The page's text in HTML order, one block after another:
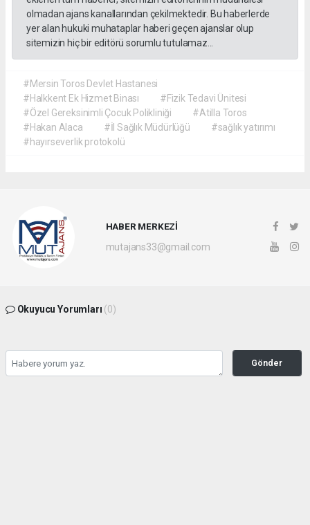
olmadan ajans kanallarından çekilmektedir. Bu haberlerde
yer alan hukuki muhataplar haberi geçen ajanslar olup
sitemizin hiç bir editörü sorumlu tutulamaz...
#Mersin Toros Devlet Hastanesi
#Halkkent Ek Hizmet Binası
#Fizik Tedavi Ünitesi
#Özel Gereksinimli Çocuk Polikliniği
#Atilla Toros
#Hakan Alaca
#İl Sağlık Müdürlüğü
#sağlık yatırımı
#hayırseverlik protokolü
HABER MERKEZİ
mutajans33@gmail.com
Okuyucu Yorumları (0)
Gönder